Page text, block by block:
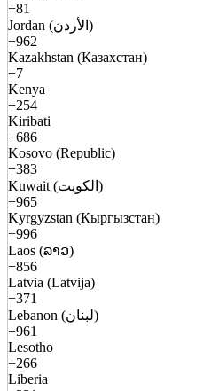
+81
Jordan (الأردن)
+962
Kazakhstan (Казахстан)
+7
Kenya
+254
Kiribati
+686
Kosovo (Republic)
+383
Kuwait (الكويت)
+965
Kyrgyzstan (Кыргызстан)
+996
Laos (ລາວ)
+856
Latvia (Latvija)
+371
Lebanon (لبنان)
+961
Lesotho
+266
Liberia